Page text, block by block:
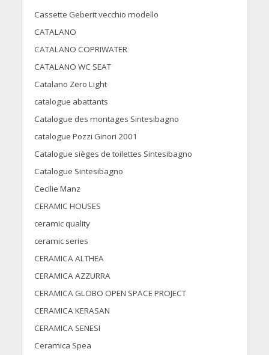
Cassette Geberit vecchio modello
CATALANO
CATALANO COPRIWATER
CATALANO WC SEAT
Catalano Zero Light
catalogue abattants
Catalogue des montages Sintesibagno
catalogue Pozzi Ginori 2001
Catalogue sièges de toilettes Sintesibagno
Catalogue Sintesibagno
Cecilie Manz
CERAMIC HOUSES
ceramic quality
ceramic series
CERAMICA ALTHEA
CERAMICA AZZURRA
CERAMICA GLOBO OPEN SPACE PROJECT
CERAMICA KERASAN
CERAMICA SENESI
Ceramica Spea